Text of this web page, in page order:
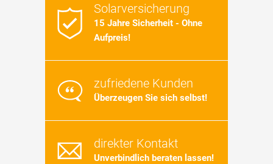
Solarversicherung
15 Jahre Sicherheit - Ohne
Aufpreis!
zufriedene Kunden
Überzeugen Sie sich selbst!
direkter Kontakt
Unverbindlich beraten lassen!